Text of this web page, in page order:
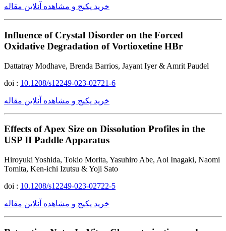
خرید پکیج و مشاهده آنلاین مقاله
Influence of Crystal Disorder on the Forced
Oxidative Degradation of Vortioxetine HBr
Dattatray Modhave, Brenda Barrios, Jayant Iyer & Amrit Paudel
doi : 10.1208/s12249-023-02721-6
خرید پکیج و مشاهده آنلاین مقاله
Effects of Apex Size on Dissolution Profiles in the
USP II Paddle Apparatus
Hiroyuki Yoshida, Tokio Morita, Yasuhiro Abe, Aoi Inagaki, Naomi
Tomita, Ken-ichi Izutsu & Yoji Sato
doi : 10.1208/s12249-023-02722-5
خرید پکیج و مشاهده آنلاین مقاله